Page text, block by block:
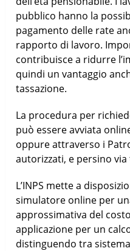
pubblico hanno la
pagamento delle rate
rapporto di lavoro.
contribuisce a ridurre
quindi un vantaggio
tassazione.
La procedura per
può essere avviata
oppure attraverso i
autorizzati, e persino
L’INPS mette a
simulatore online per
approssimativa del
applicazione per un
distinguendo tra